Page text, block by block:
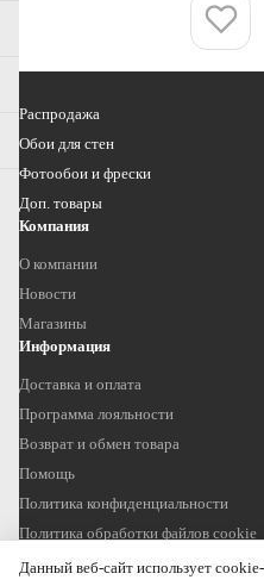
Распродажа
Обои для стен
Фотообои и фрески
Доп. товары
Компания
О компании
Новости
Магазины
Информация
Доставка и оплата
Программа лояльности
Возврат и обмен товара
Помощь
Политика конфиденциальности
Политика обработки файлов cookie
Данный веб-сайт использует